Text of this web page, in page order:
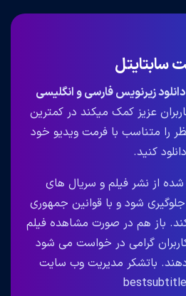
سابتایتل
زیرنویس فارسی و انگلیسی
عزیز کمک میکند در کمترین
را متناسب با فرمت ویدیو خود
دانلود کنید.
از نشر فیلم و سریال های
شود و با قوانین جمهوری
باز هم در صورت مشاهده فیلم
گرامی در خواست می شود
دهند. باتشکر مدیریت وب سایت